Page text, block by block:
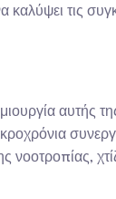
τις
αυτής